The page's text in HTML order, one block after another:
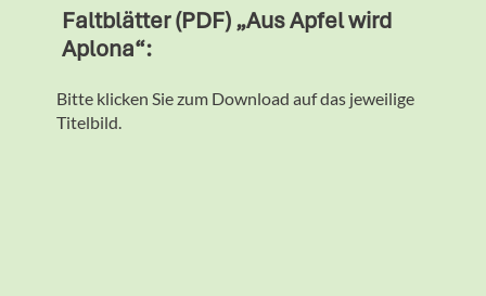
Faltblätter (PDF) „Aus Apfel wird
Aplona“:
Bitte klicken Sie zum Download auf das jeweilige
Titelbild.